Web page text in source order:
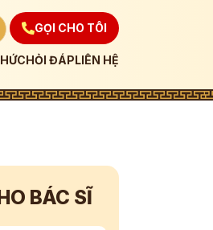
GỌI CHO TÔI
HỎI ĐÁPLIÊN HỆ
BÁC SĨ